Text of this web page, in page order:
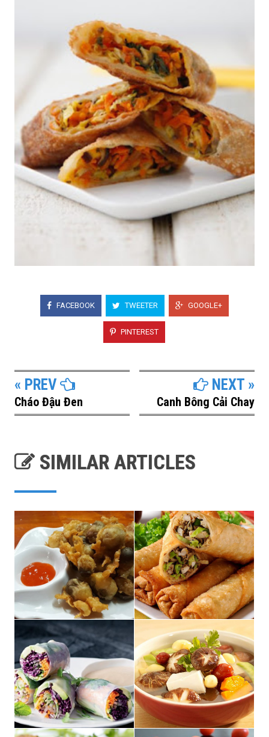
FACEBOOK TWEETER GOOGLE+
PINTEREST
« PREV
Cháo Đậu Đen
NEXT »
Canh Bông Cải Chay
SIMILAR ARTICLES